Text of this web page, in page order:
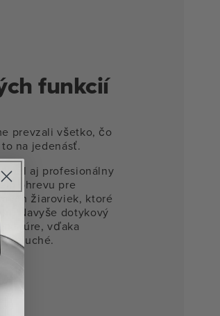
funkcií
prevzali všetko, čo
na jedenásť.
aj profesionálny
ohrevu pre
žiaroviek, ktoré
Navyše dotykový
rúre, vďaka